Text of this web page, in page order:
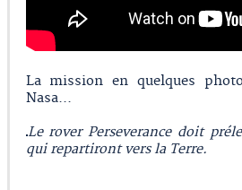
La mission en quelques
Nasa...
Le rover Perseverance doit
qui repartiront vers la Terre.